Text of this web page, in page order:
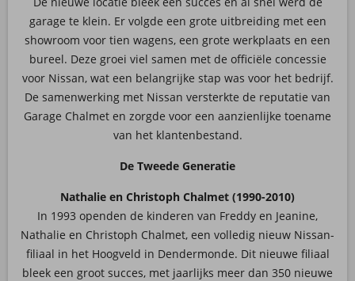
garage te klein. Er volgde een grote uitbreiding met een
showroom voor tien wagens, een grote werkplaats en een
bureel. Deze groei viel samen met de officiële concessie
voor Nissan, wat een belangrijke stap was voor het bedrijf.
De samenwerking met Nissan versterkte de reputatie van
Garage Chalmet en zorgde voor een aanzienlijke toename
van het klantenbestand.
De Tweede Generatie
Nathalie en Christoph Chalmet (1990-2010)
In 1993 openden de kinderen van Freddy en Jeanine,
Nathalie en Christoph Chalmet, een volledig nieuw Nissan-
filiaal in het Hoogveld in Dendermonde. Dit nieuwe filiaal
bleek een groot succes, met jaarlijks meer dan 350 nieuwe